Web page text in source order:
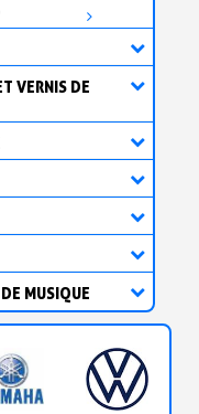
VERNIS DE
MUSIQUE